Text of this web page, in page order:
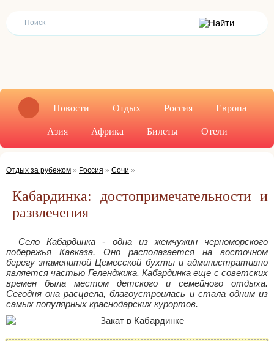
Новости Отдых Россия Европа
Азия Африка Билеты Отели
Отдых за рубежом » Россия » Сочи »
Кабардинка: достопримечательности и
развлечения
Село Кабардинка - одна из жемчужин черноморского
побережья Кавказа. Оно располагается на восточном
берегу знаменитой Цемесской бухты и административно
является частью Геленджика. Кабардинка еще с советских
времен была местом детского и семейного отдыха.
Сегодня она расцвела, благоустроилась и стала одним из
самых популярных краснодарских курортов.